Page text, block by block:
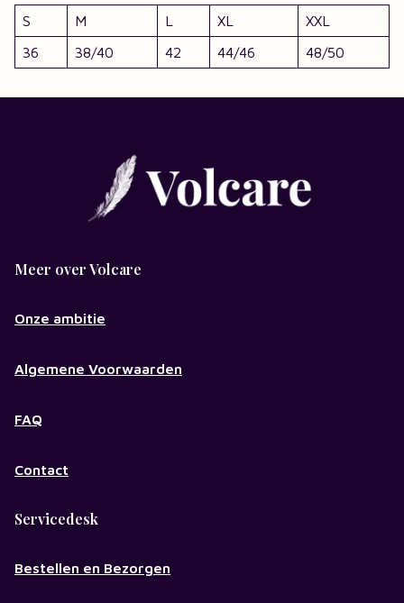
S M L XL
XXL
36
38/40 42 44/46 48/50
Meer over Volcare
Onze ambitie
Algemene Voorwaarden
FAQ
Contact
Servicedesk
Bestellen en Bezorgen